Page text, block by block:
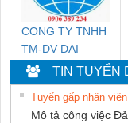
CONG TY TNHH
TM-DV DAI
DONG THANH
TIN TUYỂN
Tuyển gấp nhân
Mô tả công việc